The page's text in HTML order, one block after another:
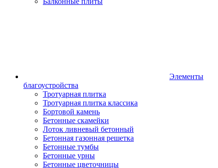
Элементы
благоустройства
Тротуарная плитка
Тротуарная плитка классика
Бортовой камень
Бетонные скамейки
Лоток ливневый бетонный
Бетонная газонная решетка
Бетонные тумбы
Бетонные урны
Бетонные цветочницы